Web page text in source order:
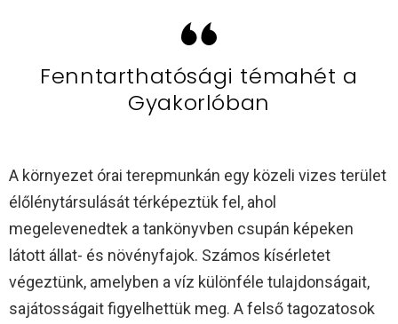
Fenntarthatósági témahét a
Gyakorlóban
A környezet órai terepmunkán egy közeli vizes terület
élőlénytársulását térképeztük fel, ahol
megelevenedtek a tankönyvben csupán képeken
látott állat- és növényfajok. Számos kísérletet
végeztünk, amelyben a víz különféle tulajdonságait,
sajátosságait figyelhettük meg. A felső tagozatosok